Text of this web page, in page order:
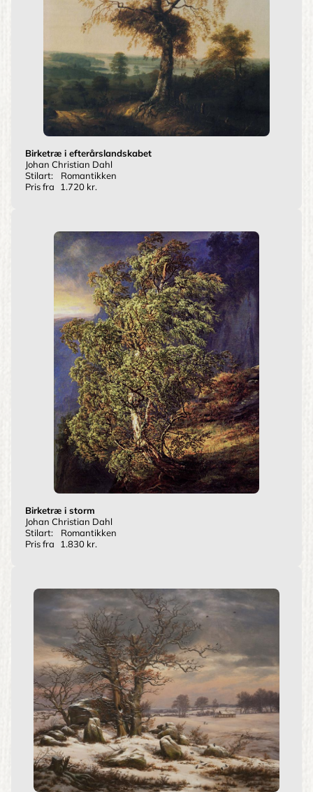
Birketræ i efterårslandskabet
Johan Christian Dahl
Stilart:
Romantikken
Pris fra
1.720 kr.
Birketræ i storm
Johan Christian Dahl
Stilart:
Romantikken
Pris fra
1.830 kr.